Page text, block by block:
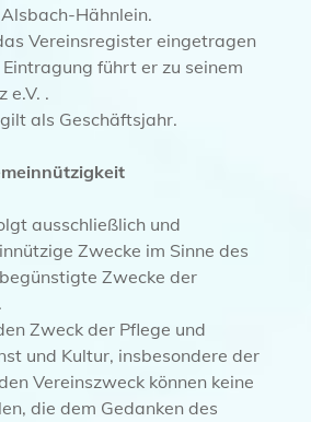
Hähnlein.
Vereinsregister eingetragen
führt er zu seinem
e.V. .
als Geschäftsjahr.
ausschließlich und
Zwecke im Sinne des
Zwecke der
Zweck der Pflege und
und Kultur, insbesondere der
Vereinszweck können keine
die dem Gedanken des